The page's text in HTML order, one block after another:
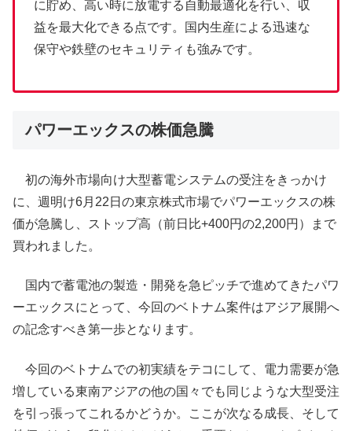
に貯め、高い時に放電する自動最適化を行い、収
益を最大化できる点です。国内生産による迅速な
保守や鉄壁のセキュリティも強みです。
パワーエックスの株価急騰
初の海外市場向け大型蓄電システムの受注をきっかけ
に、週明け6月22日の東京株式市場でパワーエックスの株
価が急騰し、ストップ高（前日比+400円の2,200円）まで
買われました。
国内で蓄電池の製造・開発を急ピッチで進めてきたパワ
ーエックスにとって、今回のベトナム案件はアジア展開へ
の記念すべき第一歩となります。
今回のベトナムでの初実績をテコにして、電力需要が急
増している東南アジアの他の国々でも同じような大型受注
を引っ張ってこれるかどうか。ここが次なる成長、そして